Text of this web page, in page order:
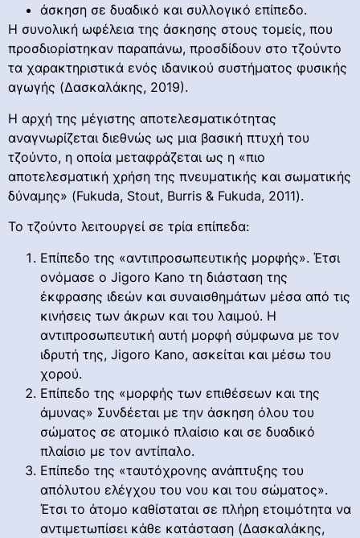
άσκηση σε δυαδικό και συλλογικό επίπεδο.
Η συνολική ωφέλεια της άσκησης στους τομείς, που
προσδιορίστηκαν παραπάνω, προσδίδουν στο τζούντο
τα χαρακτηριστικά ενός ιδανικού συστήματος φυσικής
αγωγής (Δασκαλάκης, 2019).
Η αρχή της μέγιστης αποτελεσματικότητας
αναγνωρίζεται διεθνώς ως μια βασική πτυχή του
τζούντο, η οποία μεταφράζεται ως η «πιο
αποτελεσματική χρήση της πνευματικής και σωματικής
δύναμης» (Fukuda, Stout, Burris & Fukuda, 2011).
Το τζούντο λειτουργεί σε τρία επίπεδα:
Επίπεδο της «αντιπροσωπευτικής μορφής». Έτσι
ονόμασε ο Jigoro Kano τη διάσταση της
έκφρασης ιδεών και συναισθημάτων μέσα από τις
κινήσεις των άκρων και του λαιμού. Η
αντιπροσωπευτική αυτή μορφή σύμφωνα με τον
ιδρυτή της, Jigoro Kano, ασκείται και μέσω του
χορού.
Επίπεδο της «μορφής των επιθέσεων και της
άμυνας» Συνδέεται με την άσκηση όλου του
σώματος σε ατομικό πλαίσιο και σε δυαδικό
πλαίσιο με τον αντίπαλο.
Επίπεδο της «ταυτόχρονης ανάπτυξης του
απόλυτου ελέγχου του νου και του σώματος».
Έτσι το άτομο καθίσταται σε πλήρη ετοιμότητα να
αντιμετωπίσει κάθε κατάσταση (Δασκαλάκης,